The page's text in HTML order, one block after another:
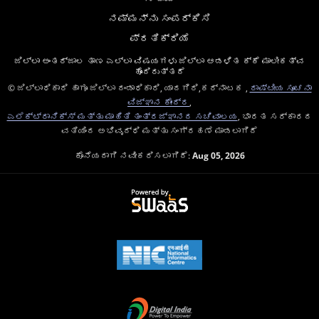
ನಮ್ಮನ್ನು ಸಂಪರ್ಕಿಸಿ
ಪ್ರತಿಕ್ರಿಯೆ
ಜಿಲ್ಲಾ ಅಂತರ್ಜಾಲ ತಾಣ ಎಲ್ಲಾ ವಿಷಯಗಳು ಜಿಲ್ಲಾ ಆಡಳಿತ ಕ್ಕೆ ಮಾಲೀಕತ್ವ
ಹೊಂದಿರುತ್ತದೆ
© ಜಿಲ್ಲಾಧಿಕಾರಿ ಹಾಗೂ ಜಿಲ್ಲಾ ದಂಡಾಧಿಕಾರಿ, ಯಾದಗಿರಿ,ಕರ್ನಾಟಕ ,
ರಾಷ್ಟೀಯ ಸೂಚನಾ
ವಿಜ್ಞಾನ ಕೇಂದ್ರ
ಎಲೆಕ್ಟ್ರಾನಿಕ್ಸ್ ಮತ್ತು ಮಾಹಿತಿ ತಂತ್ರಜ್ಞಾನದ ಸಚಿವಾಲಯ , ಭಾರತ ಸರ್ಕಾರದ
ವತಿಯಿಂದ ಅಭಿವೃದ್ಧಿ ಮತ್ತು ಸಂಗ್ರಹಣೆ ಮಾಡಲಾಗಿದೆ
ಕೊನೆಯದಾಗಿ ನವೀಕರಿಸಲಾಗಿದೆ:Aug 05, 2026